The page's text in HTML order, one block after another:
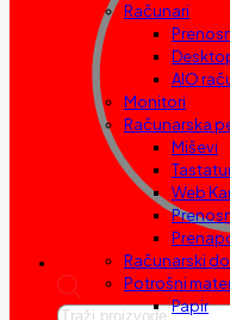
Products
Računari
AIO
Monitori
Računarska
Miševi
Web
Računarski
Potrošni
Papir